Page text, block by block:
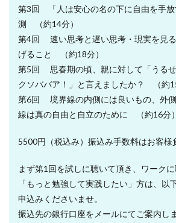
第3回 「人は安心の名の下に自由を手
測 （約14分）
第4回 速い思考と遅い思考・現実を見
げること （約18分）
第5回 思春期の頃、親に対して「うるせ
クソババア！」と言えましたか？ （約
第6回 境界線の内側には良いもの、外
線は真の自由と自立のために （約16分）
5500円（税込み）振込み手数料はお客様
まず第1回を試しに聴いて頂き、ワークに
「もっと勉強して実践したい」方は、以
申込みくださいませ。
振込先の銀行口座をメールにてご案内し